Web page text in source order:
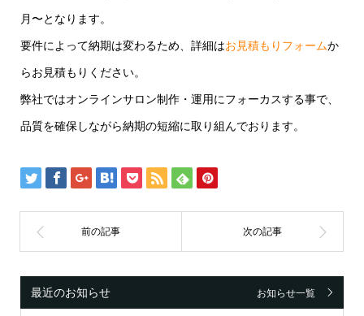
月〜となります。
要件によって納期は変わるため、詳細はお見積もりフォームか
らお見積もりください。
弊社ではオンラインサロン制作・運用にフォーカスする事で、
品質を確保しながら納期の短縮に取り組んでおります。
最近のお知らせ お知らせ一覧